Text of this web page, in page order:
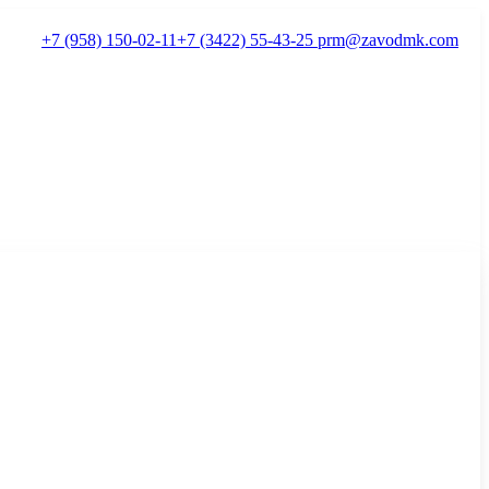
+7 (958) 150-02-11+7 (3422) 55-43-25 prm@zavodmk.com